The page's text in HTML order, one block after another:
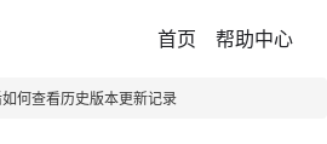
首页 帮助中心
何查看历史版本更新记录